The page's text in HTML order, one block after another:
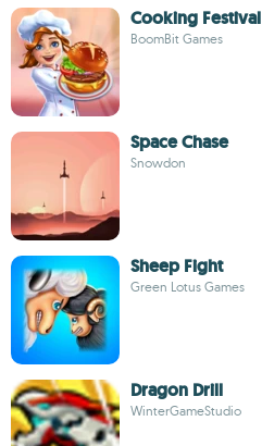
Cooking Festival
BoomBit Games
Space Chase
Snowdon
Sheep Fight
Green Lotus Games
Dragon Drill
WinterGameStudio